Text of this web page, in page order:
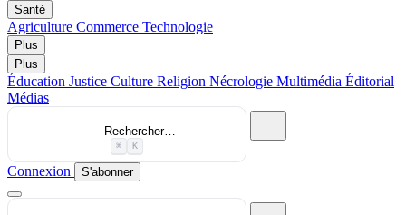
Santé
Agriculture Commerce Technologie
Plus
Plus
Éducation Justice Culture Religion Nécrologie Multimédia Éditorial
Médias
Rechercher…
⌘ K
Connexion S'abonner